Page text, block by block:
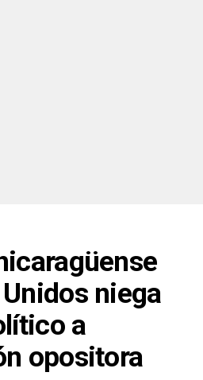
niega
a
opositora